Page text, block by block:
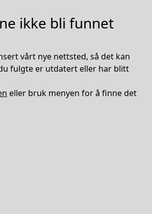
ikke bli funnet
vårt nye nettsted, så det kan
fulgte er utdatert eller har blitt
eller bruk menyen for å finne det